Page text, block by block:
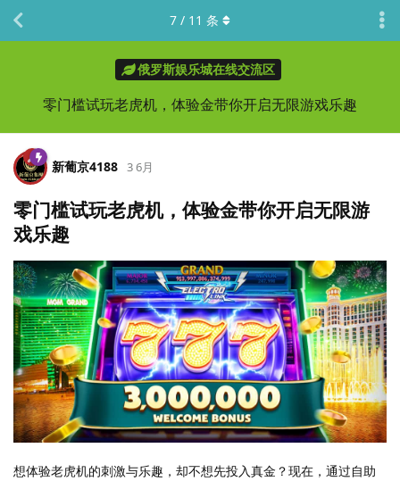
俄罗斯娱乐城在线交流区
零门槛试玩老虎机，体验金带你开启无限游戏乐趣
7 / 11 条
新葡京4188 3 6月
零门槛试玩老虎机，体验金带你开启无限游
戏乐趣
想体验老虎机的刺激与乐趣，却不想先投入真金？现在，通过自助